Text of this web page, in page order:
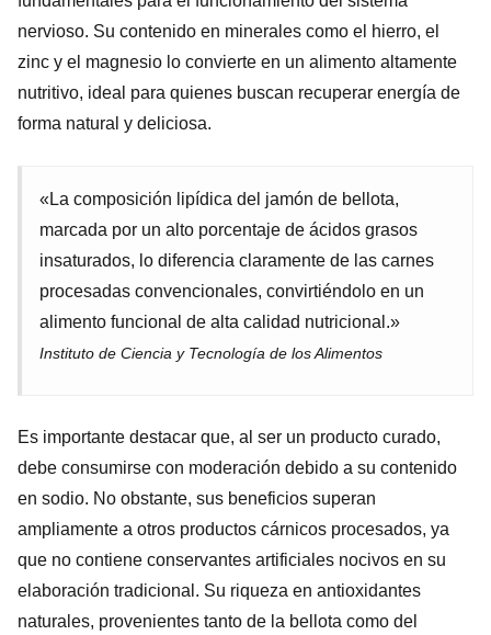
nervioso. Su contenido en minerales como el hierro, el
zinc y el magnesio lo convierte en un alimento altamente
nutritivo, ideal para quienes buscan recuperar energía de
forma natural y deliciosa.
«La composición lipídica del jamón de bellota,
marcada por un alto porcentaje de ácidos grasos
insaturados, lo diferencia claramente de las carnes
procesadas convencionales, convirtiéndolo en un
alimento funcional de alta calidad nutricional.»
Instituto de Ciencia y Tecnología de los Alimentos
Es importante destacar que, al ser un producto curado,
debe consumirse con moderación debido a su contenido
en sodio. No obstante, sus beneficios superan
ampliamente a otros productos cárnicos procesados, ya
que no contiene conservantes artificiales nocivos en su
elaboración tradicional. Su riqueza en antioxidantes
naturales, provenientes tanto de la bellota como del